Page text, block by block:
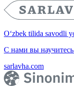
O‘zbek tilida savodli
С нами вы научитесь
sarlavha.com